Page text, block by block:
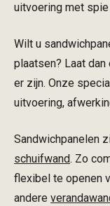
uitvoering met
Wilt u
plaatsen? Laat
er zijn. Onze
uitvoering,
Sandwichpanelen
schuifwand. Zo
flexibel te openen
andere